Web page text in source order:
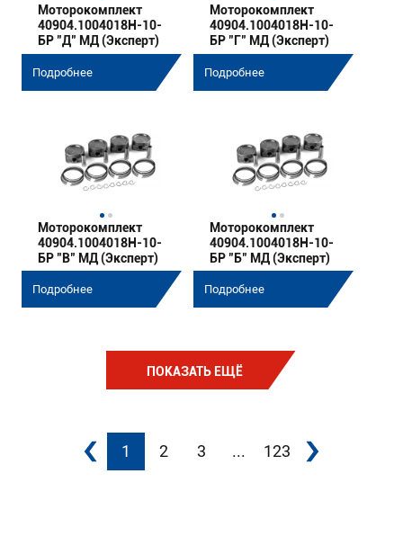
Моторокомплект
40904.1004018Н-10-
БР "Д" МД (Эксперт)
Подробнее
Моторокомплект
40904.1004018Н-10-
БР "Г" МД (Эксперт)
Подробнее
Моторокомплект
40904.1004018Н-10-
БР "В" МД (Эксперт)
Подробнее
Моторокомплект
40904.1004018Н-10-
БР "Б" МД (Эксперт)
Подробнее
ПОКАЗАТЬ ЕЩЁ
1 2 3 ... 123